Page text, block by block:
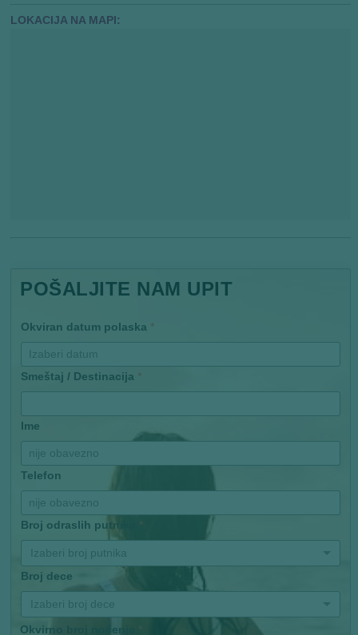
LOKACIJA NA MAPI:
POŠALJITE NAM UPIT
Okviran datum polaska *
Smeštaj / Destinacija *
Ime
Telefon
Broj odraslih putnika *
Izaberi broj putnika
Broj dece
Izaberi broj dece
Okvirno broj noćenja *